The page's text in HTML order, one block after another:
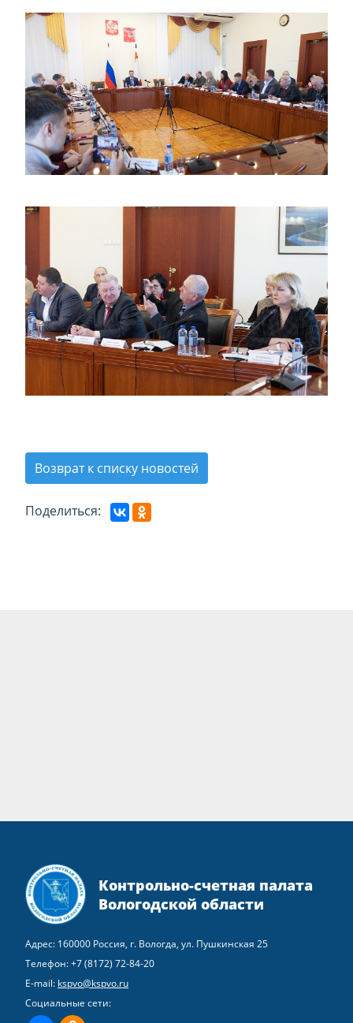
Возврат к списку новостей
Поделиться:
Контрольно-счетная палата
Вологодской области
Адрес: 160000 Россия, г. Вологда, ул. Пушкинская 25
Телефон:+7 (8172) 72-84-20
E-mail: kspvo@kspvo.ru
Социальные сети: